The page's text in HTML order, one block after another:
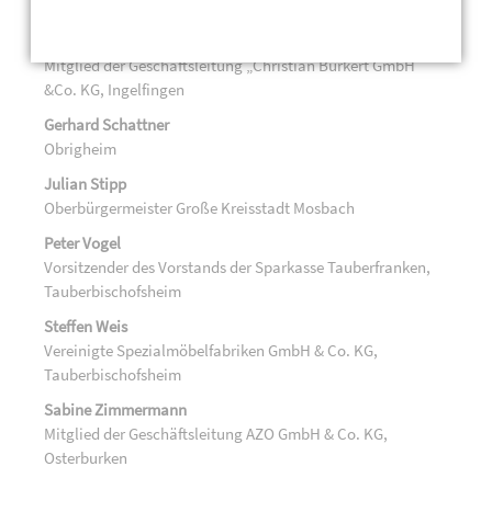
Mitglied der Geschäftsleitung „Christian Bürkert GmbH
&Co. KG, Ingelfingen
Gerhard Schattner
Obrigheim
Julian Stipp
Oberbürgermeister Große Kreisstadt Mosbach
Peter Vogel
Vorsitzender des Vorstands der Sparkasse Tauberfranken,
Tauberbischofsheim
Steffen Weis
Vereinigte Spezialmöbelfabriken GmbH & Co. KG,
Tauberbischofsheim
Sabine Zimmermann
Mitglied der Geschäftsleitung AZO GmbH & Co. KG,
Osterburken